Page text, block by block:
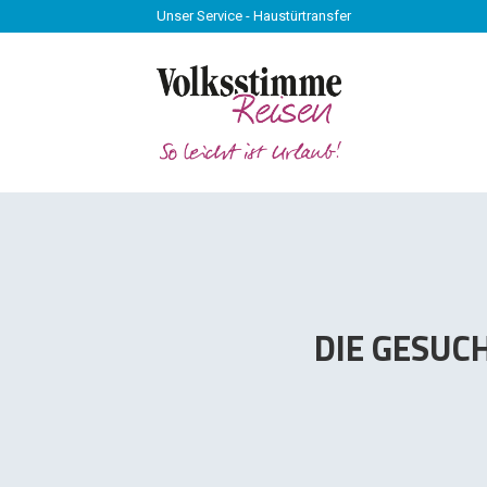
Unser Service - Haustürtransfer
Unser Service - Haustürtransfer
DIE